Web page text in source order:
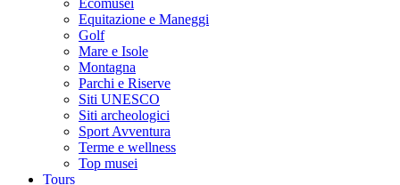
Ecomusei
Equitazione e Maneggi
Golf
Mare e Isole
Montagna
Parchi e Riserve
Siti UNESCO
Siti archeologici
Sport Avventura
Terme e wellness
Top musei
Tours